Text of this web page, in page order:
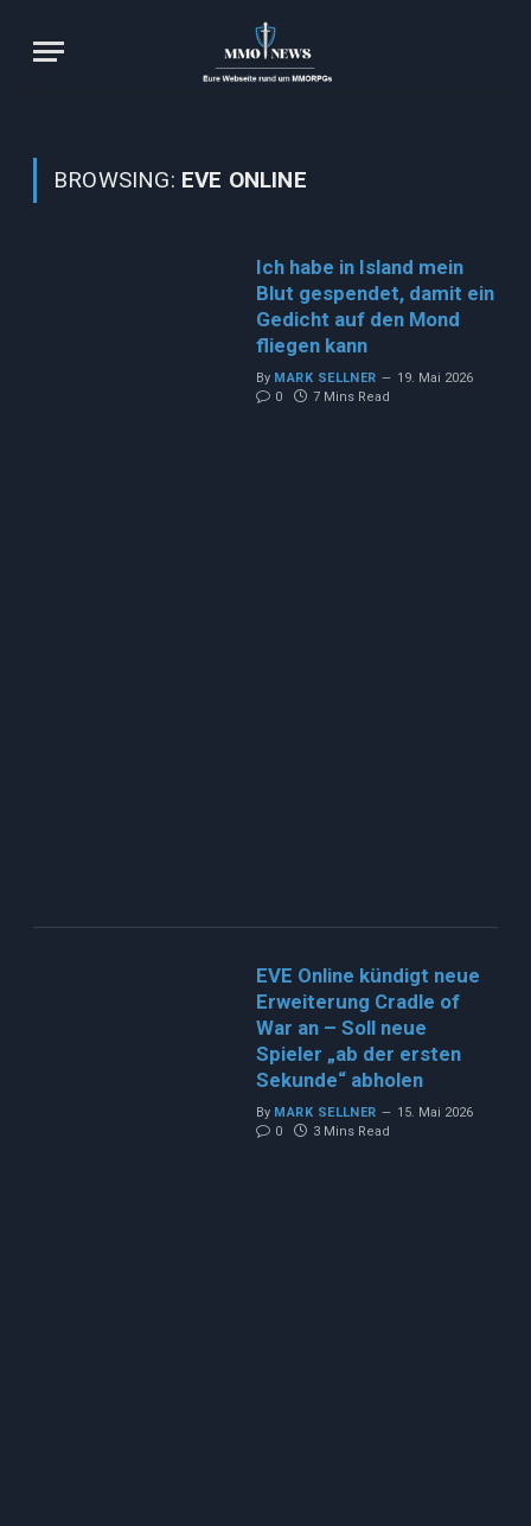
BROWSING: EVE ONLINE
Ich habe in Island mein
Blut gespendet, damit ein
Gedicht auf den Mond
fliegen kann
By MARK SELLNER
19. Mai 2026
0
7 Mins Read
EVE Online kündigt neue
Erweiterung Cradle of
War an – Soll neue
Spieler „ab der ersten
Sekunde“ abholen
By MARK SELLNER
15. Mai 2026
0
3 Mins Read